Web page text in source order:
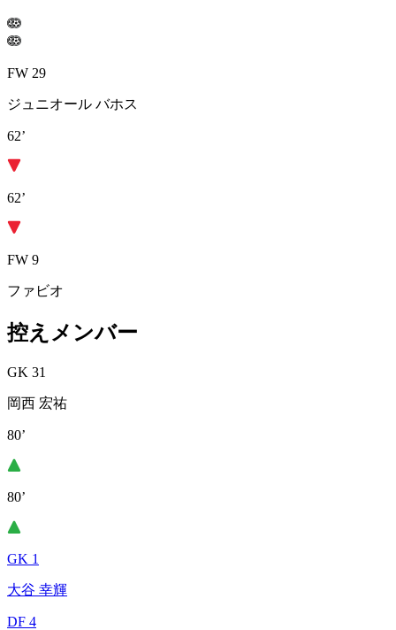
FW 29
ジュニオール バホス
62’
62’
FW 9
ファビオ
控えメンバー
GK 31
岡西 宏祐
80’
80’
GK 1
大谷 幸輝
DF 4